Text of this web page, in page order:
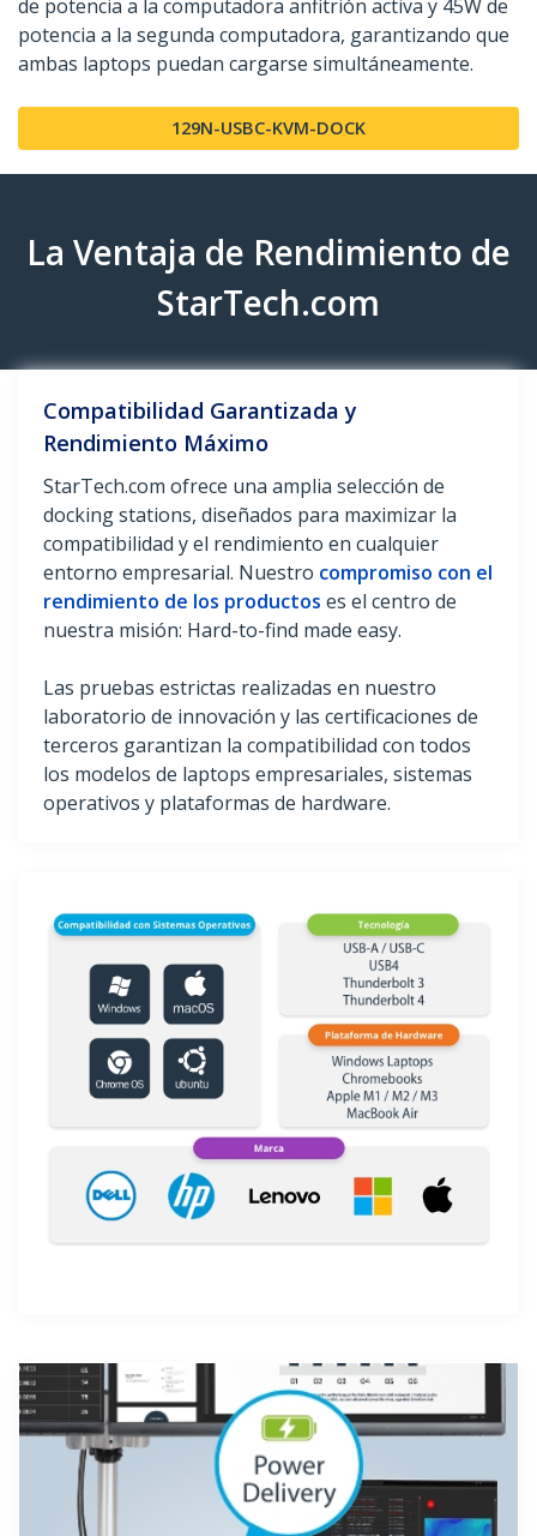
de potencia a la computadora anfitrión activa y 45W de
potencia a la segunda computadora, garantizando que
ambas laptops puedan cargarse simultáneamente.
129N-USBC-KVM-DOCK
La Ventaja de Rendimiento de
StarTech.com
Compatibilidad Garantizada y
Rendimiento Máximo
StarTech.com ofrece una amplia selección de
docking stations, diseñados para maximizar la
compatibilidad y el rendimiento en cualquier
entorno empresarial. Nuestro compromiso con el
rendimiento de los productos es el centro de
nuestra misión: Hard-to-find made easy.
Las pruebas estrictas realizadas en nuestro
laboratorio de innovación y las certificaciones de
terceros garantizan la compatibilidad con todos
los modelos de laptops empresariales, sistemas
operativos y plataformas de hardware.